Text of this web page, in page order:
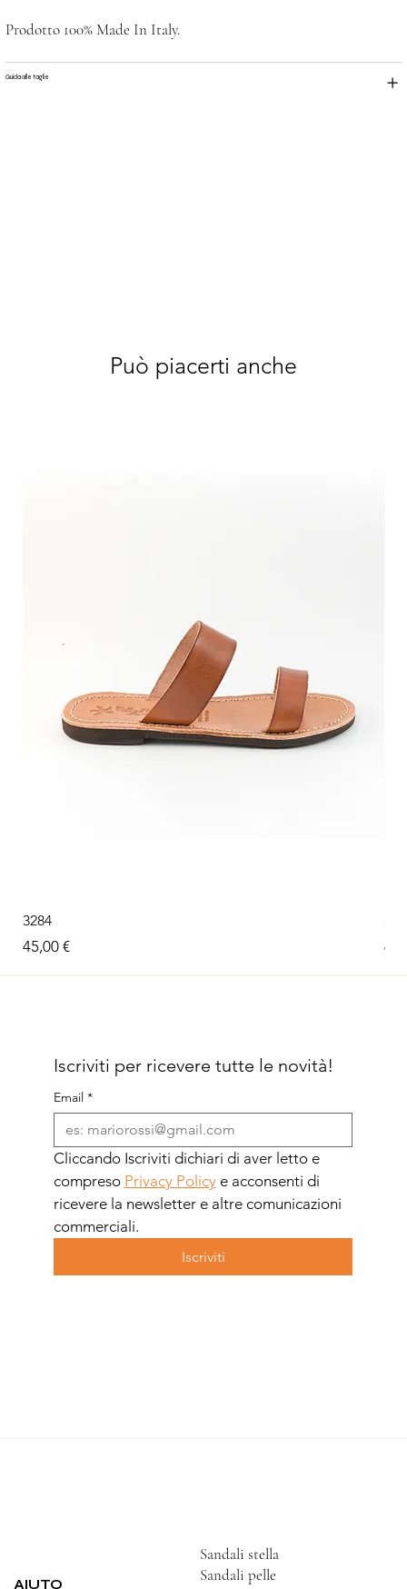
Prodotto 100% Made In Italy.
Guida alle taglie
Può piacerti anche
3284
Prezzo
45,00 €
AIUTO
Iscriviti per ricevere tutte le novità!
Email *
Cliccando Iscriviti dichiari di aver letto e
compreso Privacy Policy e acconsenti di
ricevere la newsletter e altre comunicazioni
commerciali.
Iscriviti
Sandali stella
Sandali pelle